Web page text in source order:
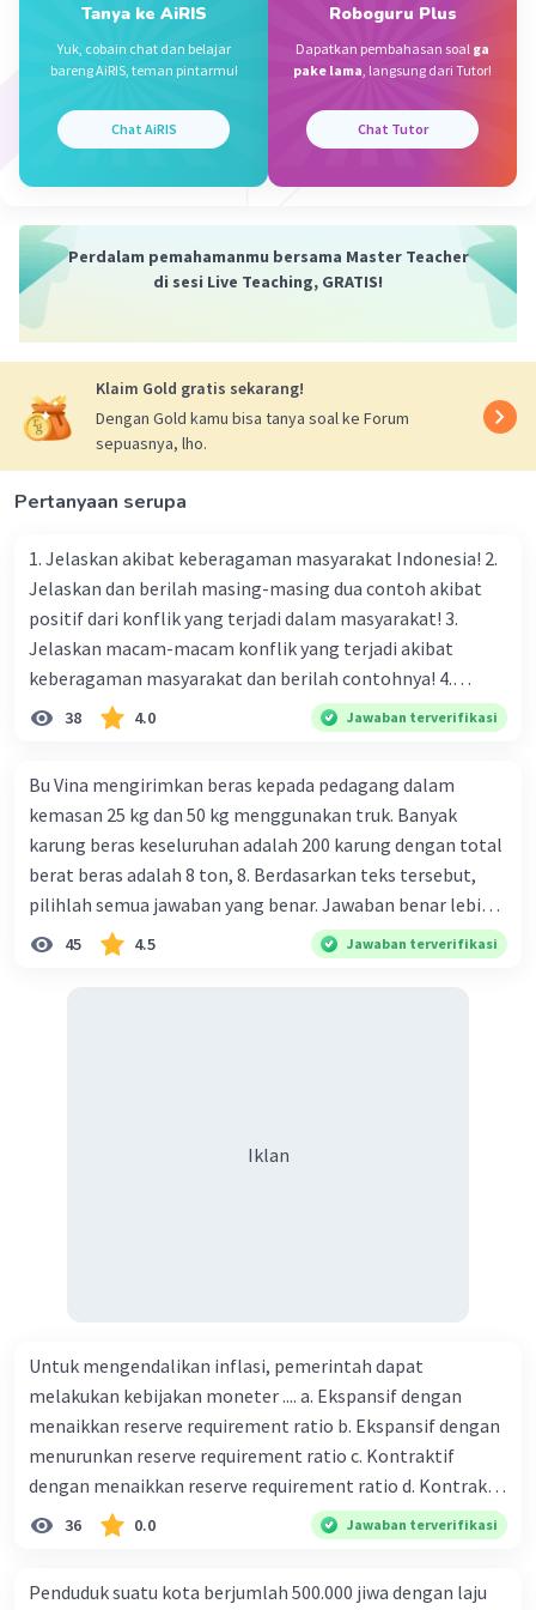
namun seringkali mengorbankan kualitas
😝😝
Tanya ke AiRIS
Yuk, cobain chat dan belajar
bareng AiRIS, teman pintarmu!
Chat AiRIS
Roboguru Plus
Dapatkan pembahasan soal ga
pake lama, langsung dari Tutor!
Chat Tutor
Perdalam pemahamanmu bersama Master Teacher
di sesi Live Teaching, GRATIS!
Klaim Gold gratis sekarang!
Dengan Gold kamu bisa tanya soal ke Forum
sepuasnya, lho.
Pertanyaan serupa
1. Jelaskan akibat keberagaman masyarakat Indonesia! 2.
Jelaskan dan berilah masing-masing dua contoh akibat
positif dari konflik yang terjadi dalam masyarakat! 3.
Jelaskan macam-macam konflik yang terjadi akibat
keberagaman masyarakat dan berilah contohnya! 4.
Mengapa dalam masyarakat yang memiliki keberagaman
bahasa, dan budaya. Berdasarkan pernyataan tersebut,
apa yang dapat kalian lakukan untuk menjaga
keberagaman supaya terhindar dari konflik?
38 4.0 Jawaban terverifikasi
Bu Vina mengirimkan beras kepada pedagang dalam
kemasan 25 kg dan 50 kg menggunakan truk. Banyak
karung beras keseluruhan adalah 200 karung dengan total
berat beras adalah 8 ton, 8. Berdasarkan teks tersebut,
pilihlah semua jawaban yang benar. Jawaban benar lebih
dari satu. Banyak karung beras kemasan 25 kg adalah 50
buah. Banyak karung beras kemasan 50 kg adalah 150
harus dibayar oleh Bu Vina? A. Rp2.540.000 C. Rp2.312.000 B.
45 4.5 Jawaban terverifikasi
Iklan
Untuk mengendalikan inflasi, pemerintah dapat
melakukan kebijakan moneter .... a. Ekspansif dengan
menaikkan reserve requirement ratio b. Ekspansif dengan
menurunkan reserve requirement ratio c. Kontraktif
dengan menaikkan reserve requirement ratio d. Kontraktif
dengan menurunkan reserve requirement ratio e.
Ekspansif dengan menaikkan tingkat diskonto Bila Bank
36 0.0 Jawaban terverifikasi
Penduduk suatu kota berjumlah 500.000 jiwa dengan laju